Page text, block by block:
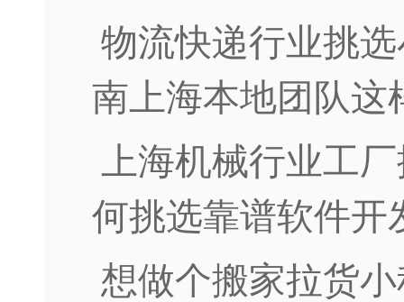
物流快递行业挑
南上海本地团队这
上海机械行业工
何挑选靠谱软件开
想做个搬家拉货